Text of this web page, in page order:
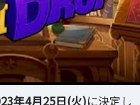
年4月25日(火)に決定し